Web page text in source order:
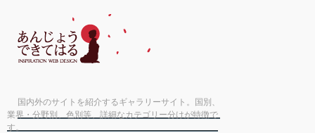
国内外のサイトを紹介するギャラリーサイト。国別、
業界・分野別、色別等、詳細なカテゴリー分けが特徴で
す。